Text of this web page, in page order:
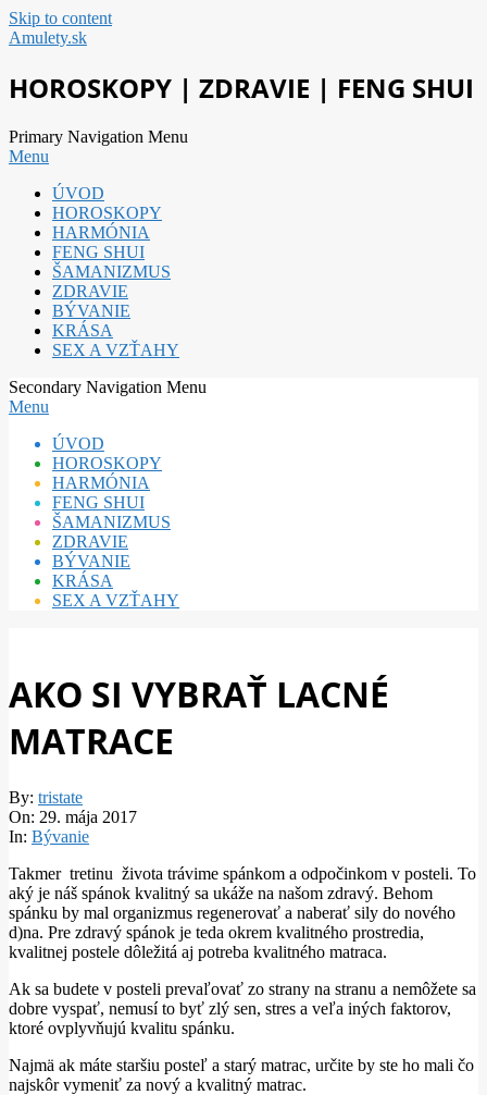
Skip to content
Amulety.sk
HOROSKOPY | ZDRAVIE | FENG SHUI
Primary Navigation Menu
Menu
ÚVOD
HOROSKOPY
HARMÓNIA
FENG SHUI
ŠAMANIZMUS
ZDRAVIE
BÝVANIE
KRÁSA
SEX A VZŤAHY
Secondary Navigation Menu
Menu
ÚVOD
HOROSKOPY
HARMÓNIA
FENG SHUI
ŠAMANIZMUS
ZDRAVIE
BÝVANIE
KRÁSA
SEX A VZŤAHY
AKO SI VYBRAŤ LACNÉ
MATRACE
By: tristate
On: 29. mája 2017
In: Bývanie
Takmer tretinu života trávime spánkom a odpočinkom v posteli. To
aký je náš spánok kvalitný sa ukáže na našom zdravý. Behom
spánku by mal organizmus regenerovať a naberať sily do nového
d)na. Pre zdravý spánok je teda okrem kvalitného prostredia,
kvalitnej postele dôležitá aj potreba kvalitného matraca.
Ak sa budete v posteli prevaľovať zo strany na stranu a nemôžete sa
dobre vyspať, nemusí to byť zlý sen, stres a veľa iných faktorov,
ktoré ovplyvňujú kvalitu spánku.
Najmä ak máte staršiu posteľ a starý matrac, určite by ste ho mali čo
najskôr vymeniť za nový a kvalitný matrac.